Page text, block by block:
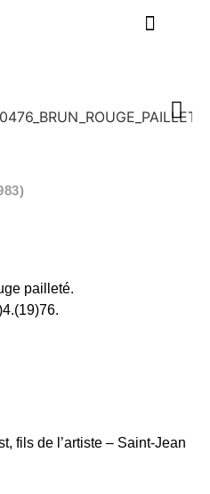
pailleté.
fils de l’artiste – Saint-Jean